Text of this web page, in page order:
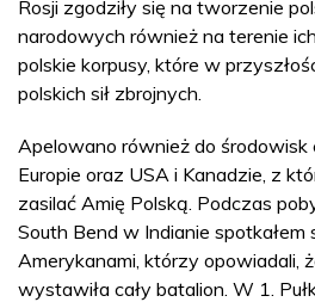
Rosji zgodziły się na tworzenie
narodowych również na terenie
polskie korpusy, które w
polskich sił zbrojnych.
Apelowano również do środowisk
Europie oraz USA i Kanadzie, z
zasilać Amię Polską. Podczas
South Bend w Indianie spotkałem
Amerykanami, którzy opowiadali,
wystawiła cały batalion. W 1.